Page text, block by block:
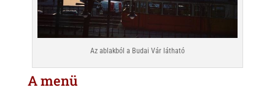
Az ablakból a Budai Vár látható
A menü